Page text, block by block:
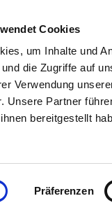
Cookies
um Inhalte und
die Zugriffe auf
Verwendung
Unsere Partner
bereitgestellt
Präferenzen
SIND FÜR SIE DA!